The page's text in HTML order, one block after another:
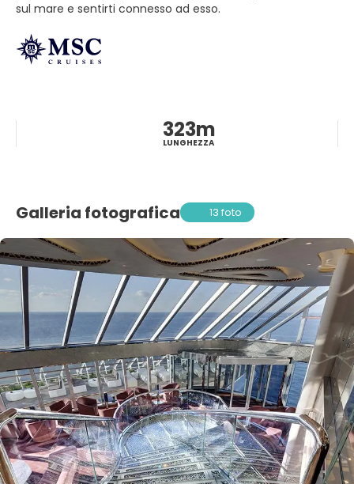
sul mare e sentirti connesso ad esso.
323m
LUNGHEZZA
Galleria fotografica 13 foto